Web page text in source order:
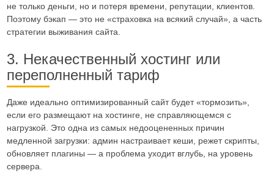
не только деньги, но и потеря времени, репутации, клиентов.
Поэтому бэкап — это не «страховка на всякий случай», а часть
стратегии выживания сайта.
3. Некачественный хостинг или
переполненный тариф
Даже идеально оптимизированный сайт будет «тормозить»,
если его размещают на хостинге, не справляющемся с
нагрузкой. Это одна из самых недооцененных причин
медленной загрузки: админ настраивает кеши, режет скрипты,
обновляет плагины — а проблема уходит вглубь, на уровень
сервера.